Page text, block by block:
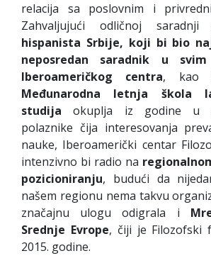
relacija sa poslovnim i
Zahvaljujući odličnoj
hispanista Srbije, koji bi bio
neposredan saradnik u
Iberoameričkog centra, kao
Međunarodna letnja škola
studija okuplja iz godine u
polaznike čija interesovanja
nauke, Iberoamerički centar
intenzivno bi radio na
pozicioniranju, budući da
našem regionu nema takvu
značajnu ulogu odigrala i
Srednje Evrope, čiji je Filozofski
2015. godine.